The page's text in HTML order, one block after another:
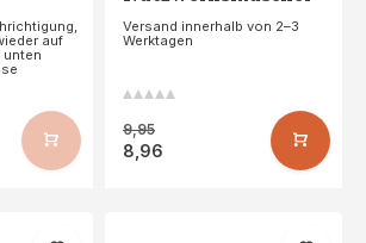
auf
unten
Versand innerhalb von 2–3
Werktagen
9,95
8,96